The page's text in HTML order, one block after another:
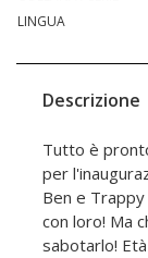
LINGUA
Descrizione
Tutto è
per
Ben e
con loro! Ma
sabotarlo!